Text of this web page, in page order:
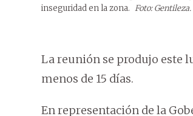
inseguridad en la zona. Foto: Gentileza.
La reunión se produjo este
menos de 15 días.
En representación de la